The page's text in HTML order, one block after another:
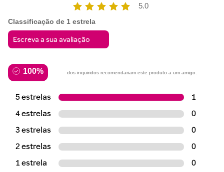
5.0
Classificação de 1 estrela
100% dos inquiridos recomendariam este produto a um amigo.
5 estrelas
1
4 estrelas
0
3 estrelas
0
2 estrelas
0
1 estrela
0